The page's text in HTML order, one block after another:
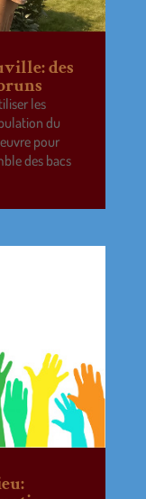
des
les
du
pour
des bacs